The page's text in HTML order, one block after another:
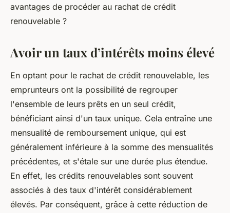
avantages de procéder au rachat de crédit
renouvelable ?
Avoir un taux d’intérêts moins élevé
En optant pour le rachat de crédit renouvelable, les
emprunteurs ont la possibilité de regrouper
l'ensemble de leurs prêts en un seul crédit,
bénéficiant ainsi d'un taux unique. Cela entraîne une
mensualité de remboursement unique, qui est
généralement inférieure à la somme des mensualités
précédentes, et s'étale sur une durée plus étendue.
En effet, les crédits renouvelables sont souvent
associés à des taux d'intérêt considérablement
élevés. Par conséquent, grâce à cette réduction de